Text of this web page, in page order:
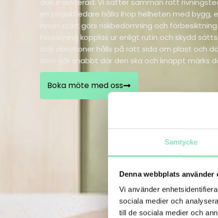
Samtycke
Denna webbplats använder
Vi använder
sociala medier och
till de sociala medier och
en projektledare hålla ihop helheten med bygg,
Innan start görs riskbedömning och
Försörjning kopplas ur enligt rutin och skydd
och vibrationer hålls på rätt sida om plast och
som går snabbt där den ska och knappt märks
Boka möte med oss